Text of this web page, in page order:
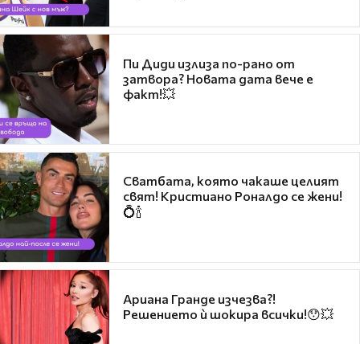
Пи Диди излиза по-рано от
затвора? Новата дата вече е
факт!💥
Сватбата, която чакаше целият
свят! Кристиано Роналдо се жени!
💍🍾
Ариана Гранде изчезва?!
Решението ѝ шокира всички!😯💥